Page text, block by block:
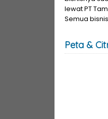
lewat PT
Semua
Peta &